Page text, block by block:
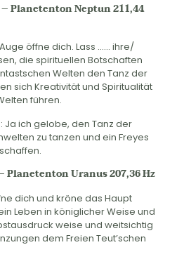
Planetenton Neptun 211,44
öffne dich. Lass …… ihre/
die spirituellen Botschaften
Welten den Tanz der
sich Kreativität und Spiritualität
führen.
Ja ich gelobe, den Tanz der
zu tanzen und ein Freyes
Uranus 207,36 Hz
dich und kröne das Haupt
Leben in königlicher Weise und
weise und weitsichtig
dem Freien Teut’schen